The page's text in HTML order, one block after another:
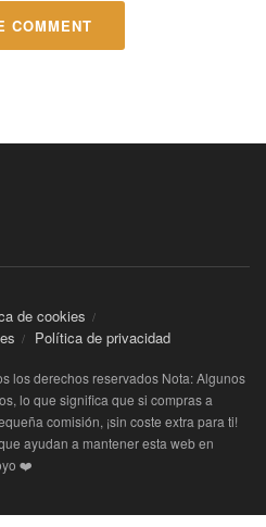
COMMENT
de cookies
Política de privacidad
los derechos reservados Nota: Algunos
lo que significa que si compras a
comisión, ¡sin coste extra para ti!
ayudan a mantener esta web en
❤️